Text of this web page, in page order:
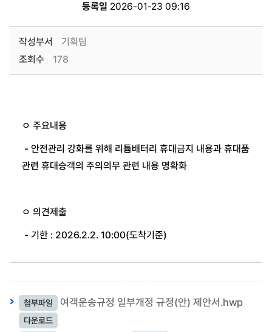
등록일 2026-01-23 09:16
작성부서
기획팀
조회수
178
ㅇ 주요내용
- 안전관리 강화를 위해 리튬배터리 휴대금지 내용과 휴대품
관련 휴대승객의 주의의무 관련 내용 명확화
ㅇ 의견제출
- 기한 : 2026.2.2. 10:00(도착기준)
첨부파일 여객운송규정 일부개정 규정(안) 제안서.hwp
다운로드